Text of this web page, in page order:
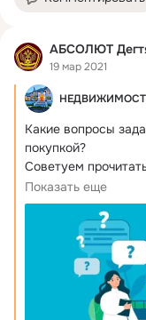
АБСОЛЮТ
19 мар 2021
Какие вопросы
покупкой?
Советуем
Приобретение
Показать еще